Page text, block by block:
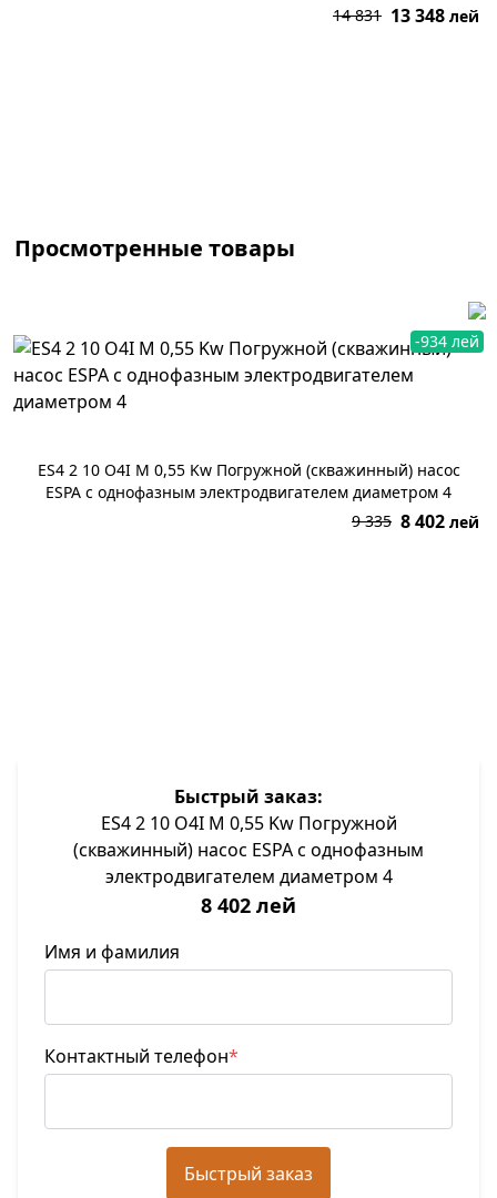
14 831 13 348 лей
Просмотренные товары
-934 лей
ES4 2 10 O4I M 0,55 Kw Погружной (скважинный) насос
ESPA с однофазным электродвигателем диаметром 4
9 335 8 402 лей
Быстрый заказ:
ES4 2 10 O4I M 0,55 Kw Погружной
(скважинный) насос ESPA с однофазным
электродвигателем диаметром 4
8 402 лей
Имя и фамилия
Контактный телефон*
Быстрый заказ